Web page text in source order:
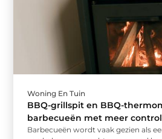
Woning En Tuin
BBQ-grillspit en BBQ-
barbecueën met meer
Barbecueën wordt vaak gezien als